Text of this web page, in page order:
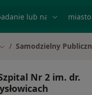
Zmień miasto
Samodzielny
Nr 2 im. dr.